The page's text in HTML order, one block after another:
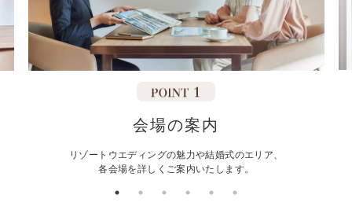
会場の案内
リゾートウエディングの魅力や結婚式のエリア、
各会場を詳しくご案内いたします。